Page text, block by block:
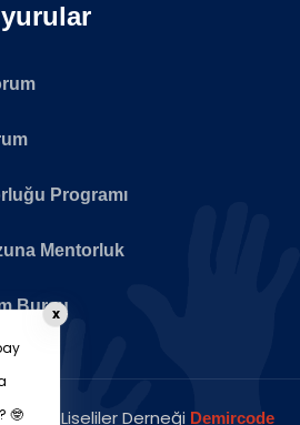
Programı
Mentorluk
Bursu
Liseliler Derneği Demircode
🤓
x